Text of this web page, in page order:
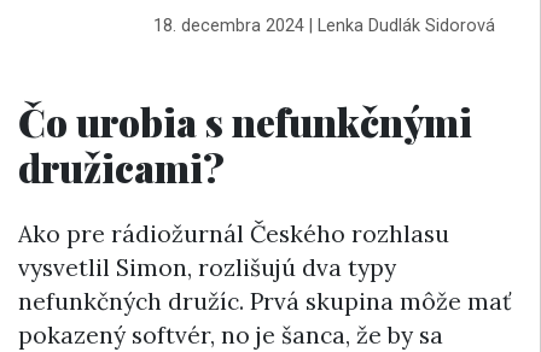
18. decembra 2024| Lenka Dudlák Sidorová
Čo urobia s nefunkčnými
družicami?
Ako pre rádiožurnál Českého rozhlasu
vysvetlil Simon, rozlišujú dva typy
nefunkčných družíc. Prvá skupina môže mať
pokazený softvér, no je šanca, že by sa